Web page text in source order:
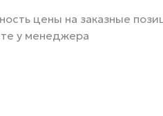
цены на заказные
у менеджера